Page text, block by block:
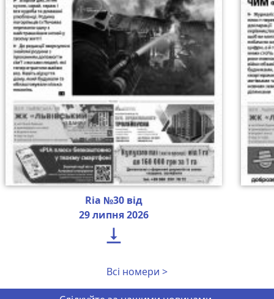
Ria №30 від
29 липня 2026

Всі номери >